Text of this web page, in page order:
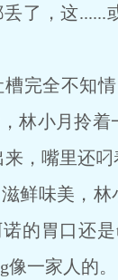
了，这......
全不知情
林小月拎着
，嘴里还叼
味美，林
的胃口还
一家人的。